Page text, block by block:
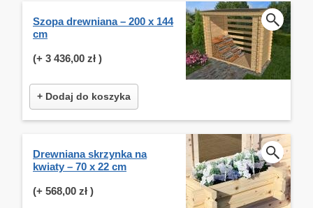
Szopa drewniana – 200 x 144
cm
(+ 3 436,00 zł )
+ Dodaj do koszyka
Drewniana skrzynka na
kwiaty – 70 x 22 cm
(+ 568,00 zł )